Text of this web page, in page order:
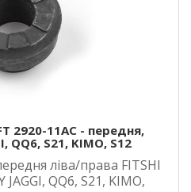
2920-11AC - передня,
QQ6, S21, KIMO, S12
ліва/права FITSHI
JAGGI, QQ6, S21, KIMO,